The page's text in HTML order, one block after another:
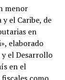
menor
el Caribe, de
en
elaborado
el Desarrollo
en el